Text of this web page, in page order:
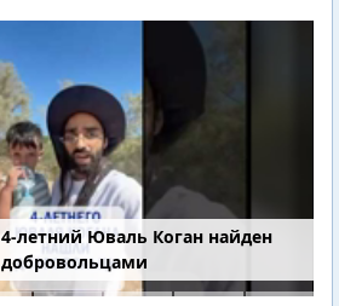
4-летний Юваль Коган найден
добровольцами